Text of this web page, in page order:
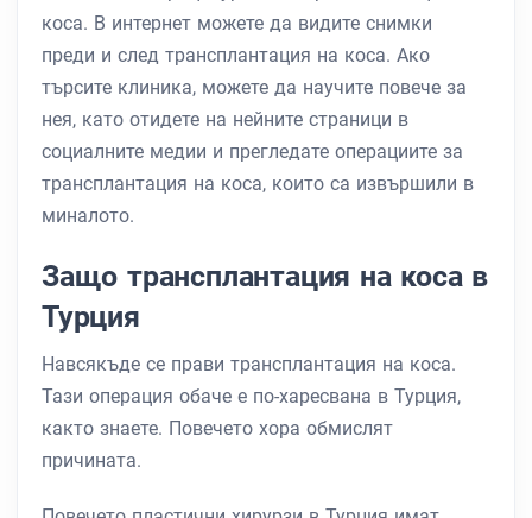
коса. В интернет можете да видите снимки
преди и след трансплантация на коса. Ако
търсите клиника, можете да научите повече за
нея, като отидете на нейните страници в
социалните медии и прегледате операциите за
трансплантация на коса, които са извършили в
миналото.
Защо трансплантация на коса в
Турция
Навсякъде се прави трансплантация на коса.
Тази операция обаче е по-харесвана в Турция,
както знаете. Повечето хора обмислят
причината.